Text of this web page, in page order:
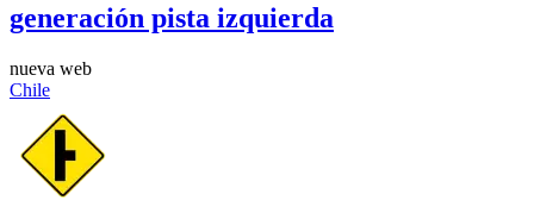
generación pista izquierda
nueva web
Chile